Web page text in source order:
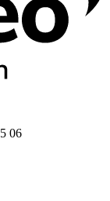
06